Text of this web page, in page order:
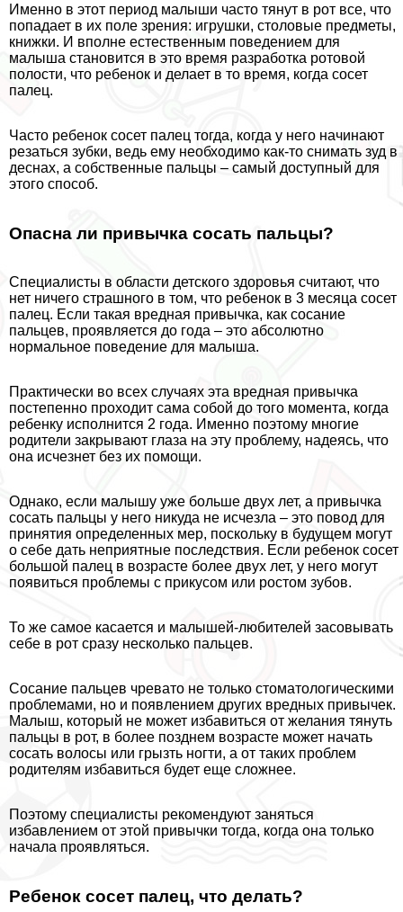
Именно в этот период малыши часто тянут в рот все, что
попадает в их поле зрения: игрушки, столовые предметы,
книжки. И вполне естественным поведением для
малыша становится в это время разработка ротовой
полости, что ребенок и делает в то время, когда сосет
палец.
Часто ребенок сосет палец тогда, когда у него начинают
резаться зубки, ведь ему необходимо как-то снимать зуд в
деснах, а собственные пальцы – самый доступный для
этого способ.
Опасна ли привычка сосать пальцы?
Специалисты в области детского здоровья считают, что
нет ничего страшного в том, что ребенок в 3 месяца сосет
палец. Если такая вредная привычка, как сосание
пальцев, проявляется до года – это абсолютно
нормальное поведение для малыша.
Пpaктически во всех случаях эта вредная привычка
постепенно проходит сама собой до того момента, когда
ребенку исполнится 2 года. Именно поэтому многие
родители закрывают глаза на эту проблему, надеясь, что
она исчезнет без их помощи.
Однако, если малышу уже больше двух лет, а привычка
сосать пальцы у него никуда не исчезла – это повод для
принятия определенных мер, поскольку в будущем могут
о себе дать неприятные последствия. Если ребенок сосет
большой палец в возрасте более двух лет, у него могут
появиться проблемы с прикусом или ростом зубов.
То же самое касается и малышей-любителей засовывать
себе в рот сразу несколько пальцев.
Сосание пальцев чревато не только стоматологическими
проблемами, но и появлением других вредных привычек.
Малыш, который не может избавиться от желания тянуть
пальцы в рот, в более позднем возрасте может начать
сосать волосы или грызть ногти, а от таких проблем
родителям избавиться будет еще сложнее.
Поэтому специалисты рекомендуют заняться
избавлением от этой привычки тогда, когда она только
начала проявляться.
Ребенок сосет палец, что делать?